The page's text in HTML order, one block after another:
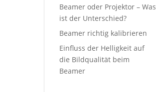
Beamer oder Projektor – Was
ist der Unterschied?
Beamer richtig kalibrieren
Einfluss der Helligkeit auf
die Bildqualität beim
Beamer